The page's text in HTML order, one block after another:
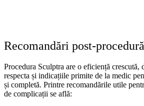
Recomandări post-procedură
Procedura Sculptra are o eficiență crescută,
respecta și indicațiile primite de la medic
și completă. Printre recomandările utile
de complicații se află: